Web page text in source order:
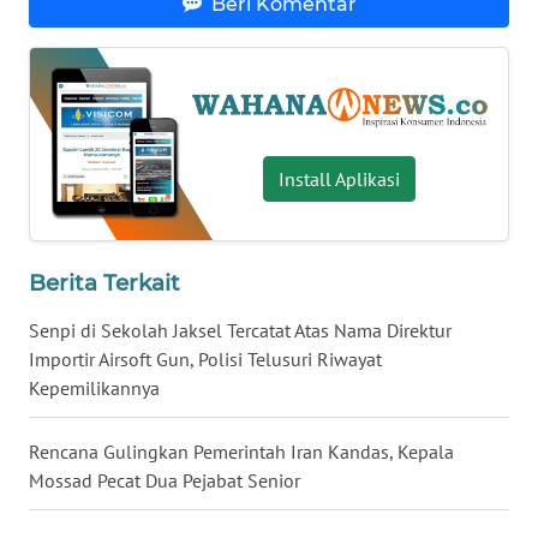
Install Aplikasi
Berita Terkait
Senpi di Sekolah Jaksel Tercatat Atas Nama Direktur
Importir Airsoft Gun, Polisi Telusuri Riwayat
Kepemilikannya
Rencana Gulingkan Pemerintah Iran Kandas, Kepala
Mossad Pecat Dua Pejabat Senior
WN
WN
SUMBAR
WN
SUMSEL
BENGKULU
WN
LAMPUNG
WN
JATENG